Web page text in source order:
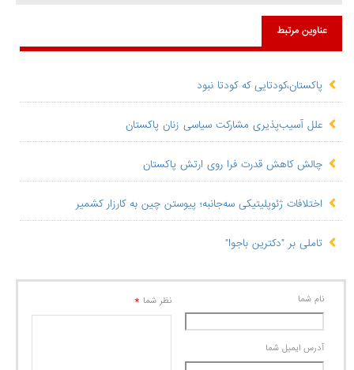
عناوین مرتبط
پاکستان،کودتایی که کودتا نبود
علل آسیب‌پذیری مشارکت سیاسی زنان پاکستان
چالش کاهش قدرت فرا روی ارتش پاکستان
اختلافات ژئوپلیتیکی سه‌جانبه؛ پیوستن چین به کارزار کشمیر
تاملی بر "دکترین باجوا"
نام شما
آدرس ايميل شما
نظر شما *